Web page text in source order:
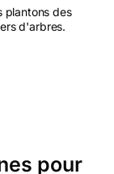
plantons des
d'arbres.
pour